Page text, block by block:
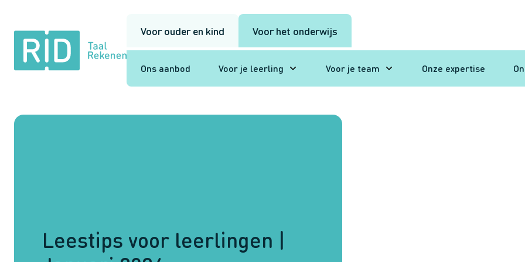
RID
Taal
Rekenen
Voor ouder en kind Voor het onderwijs
Ons aanbod Voor je leerling Voor je team Onze expertise
Leestips voor leerlingen |